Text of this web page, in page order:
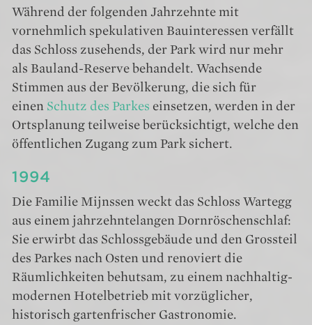
Während der folgenden Jahrzehnte mit
vornehmlich spekulativen Bauinteressen verfällt
das Schloss zusehends, der Park wird nur mehr
als Bauland-Reserve behandelt. Wachsende
Stimmen aus der Bevölkerung, die sich für
einen Schutz des Parkes einsetzen, werden in der
Ortsplanung teilweise berücksichtigt, welche den
öffentlichen Zugang zum Park sichert.
1994
Die Familie Mijnssen weckt das Schloss Wartegg
aus einem jahrzehntelangen Dornröschenschlaf:
Sie erwirbt das Schlossgebäude und den Grossteil
des Parkes nach Osten und renoviert die
Räumlichkeiten behutsam, zu einem nachhaltig-
modernen Hotelbetrieb mit vorzüglicher,
historisch gartenfrischer Gastronomie.